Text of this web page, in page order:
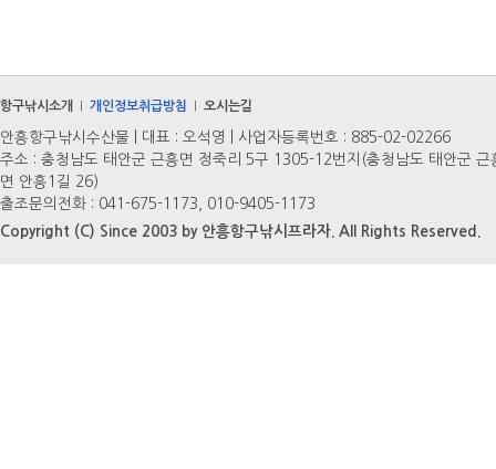
항구낚시소개 개인정보취급방침 오시는길
안흥항구낚시수산물 | 대표 : 오석영 | 사업자등록번호 : 885-02-02266
주소 : 충청남도 태안군 근흥면 정죽리 5구 1305-12번지(충청남도 태안군 근
면 안흥1길 26)
출조문의전화 : 041-675-1173, 010-9405-1173
Copyright (C) Since 2003 by 안흥항구낚시프라자. All Rights Reserved.